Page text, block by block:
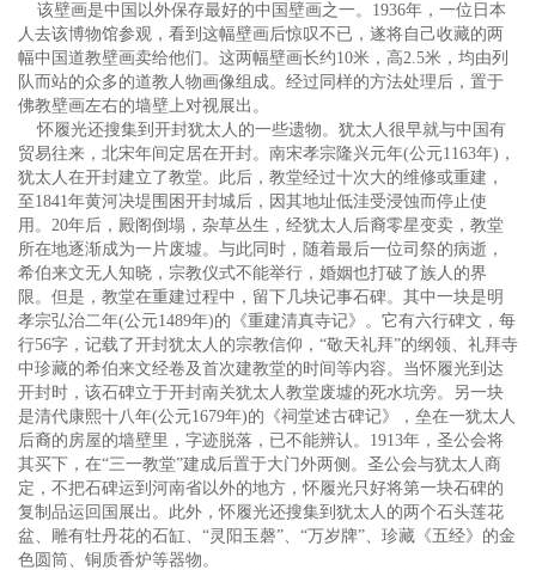
该壁画是中国以外保存最好的中国壁画之一。1936年，一位日本
人去该博物馆参观，看到这幅壁画后惊叹不已，遂将自己收藏的两
幅中国道教壁画卖给他们。这两幅壁画长约10米，高2.5米，均由列
队而站的众多的道教人物画像组成。经过同样的方法处理后，置于
佛教壁画左右的墙壁上对视展出。
怀履光还搜集到开封犹太人的一些遗物。犹太人很早就与中国有
贸易往来，北宋年间定居在开封。南宋孝宗隆兴元年(公元1163年)，
犹太人在开封建立了教堂。此后，教堂经过十次大的维修或重建，
至1841年黄河决堤围困开封城后，因其地址低洼受浸蚀而停止使
用。20年后，殿阁倒塌，杂草丛生，经犹太人后裔零星变卖，教堂
所在地逐渐成为一片废墟。与此同时，随着最后一位司祭的病逝，
希伯来文无人知晓，宗教仪式不能举行，婚姻也打破了族人的界
限。但是，教堂在重建过程中，留下几块记事石碑。其中一块是明
孝宗弘治二年(公元1489年)的《重建清真寺记》。它有六行碑文，每
行56字，记载了开封犹太人的宗教信仰，“敬天礼拜”的纲领、礼拜寺
中珍藏的希伯来文经卷及首次建教堂的时间等内容。当怀履光到达
开封时，该石碑立于开封南关犹太人教堂废墟的死水坑旁。另一块
是清代康熙十八年(公元1679年)的《祠堂述古碑记》，垒在一犹太人
后裔的房屋的墙壁里，字迹脱落，已不能辨认。1913年，圣公会将
其买下，在“三一教堂”建成后置于大门外两侧。圣公会与犹太人商
定，不把石碑运到河南省以外的地方，怀履光只好将第一块石碑的
复制品运回国展出。此外，怀履光还搜集到犹太人的两个石头莲花
盆、雕有牡丹花的石缸、“灵阳玉磬”、“万岁牌”、珍藏《五经》的金
色圆筒、铜质香炉等器物。